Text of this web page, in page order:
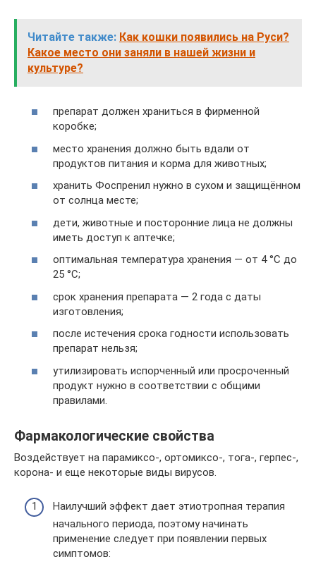
Читайте также: Как кошки появились на Руси?
Какое место они заняли в нашей жизни и
культуре?
препарат должен храниться в фирменной
коробке;
место хранения должно быть вдали от
продуктов питания и корма для животных;
хранить Фоспренил нужно в сухом и защищённом
от солнца месте;
дети, животные и посторонние лица не должны
иметь доступ к аптечке;
оптимальная температура хранения — от 4 °C до
25 °C;
срок хранения препарата — 2 года с даты
изготовления;
после истечения срока годности использовать
препарат нельзя;
утилизировать испорченный или просроченный
продукт нужно в соответствии с общими
правилами.
Фармакологические свойства
Воздействует на парамиксо-, ортомиксо-, тога-, герпес-,
корона- и еще некоторые виды вирусов.
Наилучший эффект дает этиотропная терапия
начального периода, поэтому начинать
применение следует при появлении первых
симптомов: